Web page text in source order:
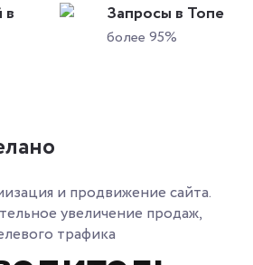
в
Запросы в Топе
более 95%
и продвижение сайта.
увеличение продаж,
трафика